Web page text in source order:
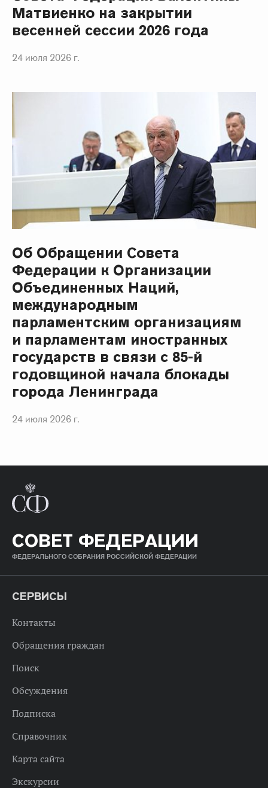
Матвиенко на закрытии
весенней сессии 2026 года
24 июля 2026 г.
Об Обращении Совета
Федерации к Организации
Объединенных Наций,
международным
парламентским организациям
и парламентам иностранных
государств в связи с 85-й
годовщиной начала блокады
города Ленинграда
24 июля 2026 г.
СОВЕТ ФЕДЕРАЦИИ
ФЕДЕРАЛЬНОГО СОБРАНИЯ РОССИЙСКОЙ ФЕДЕРАЦИИ
СЕРВИСЫ
Контакты
Обращения граждан
Поиск
Обсуждения
Подписка
Справочник
Карта сайта
Экскурсии